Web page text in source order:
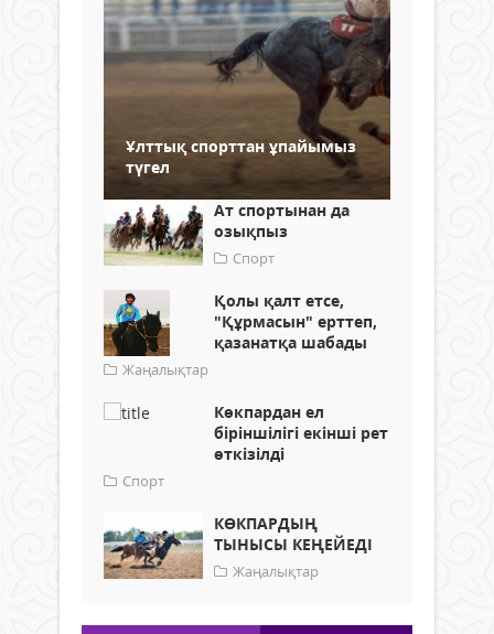
Ұлттық спорттан ұпайымыз
түгел
Ат спортынан да
озықпыз
Спорт
Қолы қалт етсе,
"Құрмасын" ерттеп,
қазанатқа шабады
Жаңалықтар
Көкпардан ел
біріншілігі екінші рет
өткізілді
Спорт
КӨКПАРДЫҢ
ТЫНЫСЫ КЕҢЕЙЕДІ
Жаңалықтар